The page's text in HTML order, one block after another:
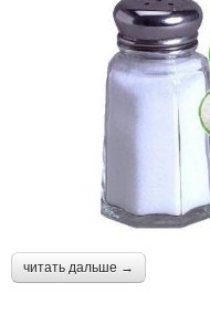
читать дальше →